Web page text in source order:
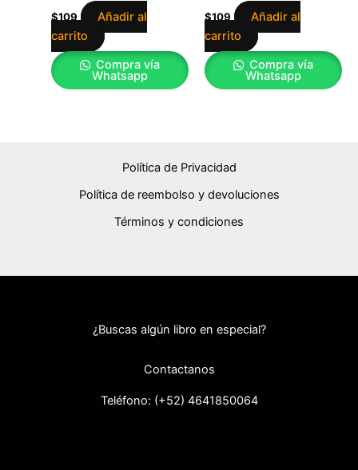
$109
Añadir al
carrito
Compra vía
Whatsapp
$109
Añadir al
carrito
Compra vía
Whatsapp
Política de Privacidad
Política de reembolso y devoluciones
Términos y condiciones
¿Buscas algún libro en especial?
Contactanos
Teléfono: (+52) 4641850064